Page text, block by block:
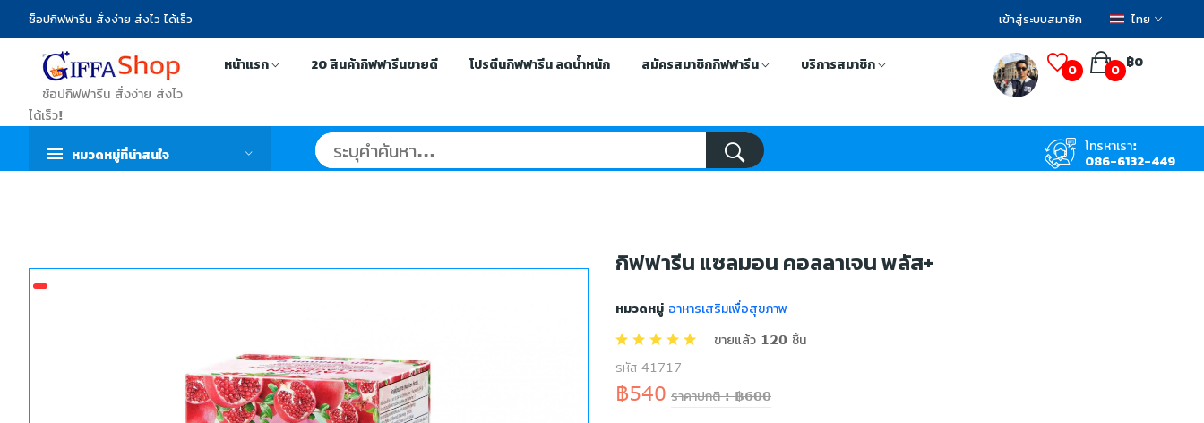
ช็อปกิฟฟารีน สั่งง่าย ส่งไว ได้เร็ว เข้าสู่ระบบสมาชิก ไทย
ช้อปกิฟฟารีน สั่งง่าย ส่งไว
ได้เร็ว!
หน้าแรก 20 สินค้ากิฟฟารีนขายดี โปรตีนกิฟฟารีน ลดน้ำหนัก สมัครสมาชิกกิฟฟารีน บริการสมาชิก 0 ฿0
0
หมวดหมู่ที่น่าสนใจ
โทรหาเรา:
086-6132-449
กิฟฟารีน แซลมอน คอลลาเจน พลัส+
หมวดหมู่ อาหารเสริมเพื่อสุขภาพ
ขายแล้ว 120 ชิ้น
รหัส 41717
฿540 ราคาปกติ : ฿600